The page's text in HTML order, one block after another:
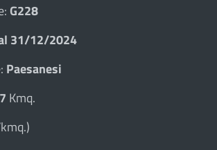
G228
31/12/2024
Paesanesi
Kmq.